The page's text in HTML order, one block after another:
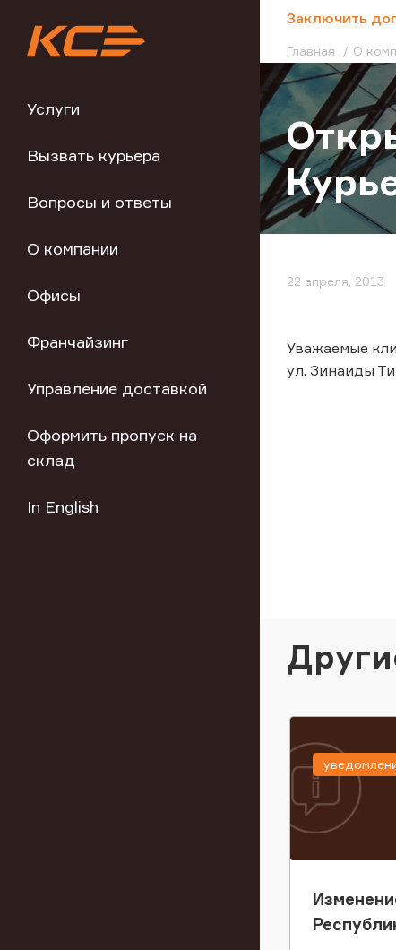
Услуги
Вызвать курьера
Вопросы и ответы
О компании
Офисы
Франчайзинг
Управление доставкой
Оформить пропуск на
склад
In English
Заключить
Главная О
22 апреля, 2013
Уважаемые
ул. Зинаиды